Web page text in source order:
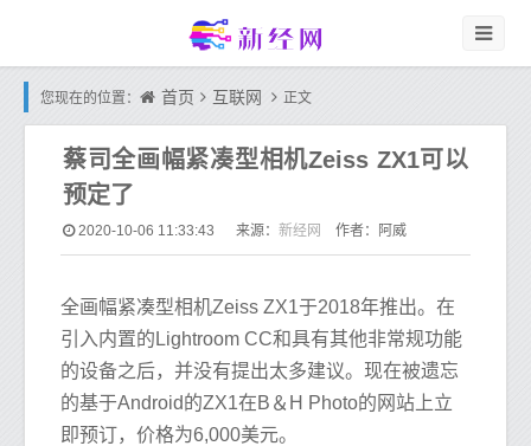
您现在的位置： 首页 互联网 正文
蔡司全画幅紧凑型相机Zeiss ZX1可以
预定了
2020-10-06 11:33:43 来源： 新经网 作者：阿威
全画幅紧凑型相机Zeiss ZX1于2018年推出。在
引入内置的Lightroom CC和具有其他非常规功能
的设备之后，并没有提出太多建议。现在被遗忘
的基于Android的ZX1在B＆H Photo的网站上立
即预订，价格为6,000美元。